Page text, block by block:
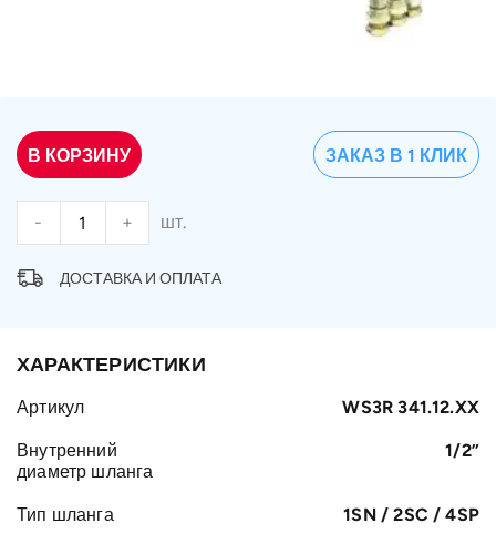
В КОРЗИНУ
- + шт.
ЗАКАЗ В 1 КЛИК
ДОСТАВКА И ОПЛАТА
ХАРАКТЕРИСТИКИ
Артикул WS3R 341.12.XX
Внутренний
диаметр шланга
1/2”
Тип шланга 1SN / 2SC / 4SP